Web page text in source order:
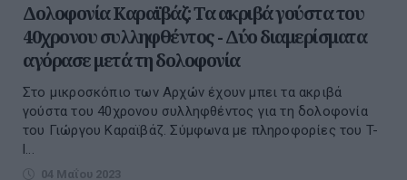
Δολοφονία Καραϊβάζ: Τα ακριβά γούστα του
40χρονου συλληφθέντος - Δύο διαμερίσματα
αγόρασε μετά τη δολοφονία
Στο μικροσκόπιο των Αρχών έχουν μπει τα ακριβά
γούστα του 40χρονου συλληφθέντος για τη δολοφονία
του Γιώργου Καραϊβάζ. Σύμφωνα με πληροφορίες του T-
l...
04 Μαΐου 2023